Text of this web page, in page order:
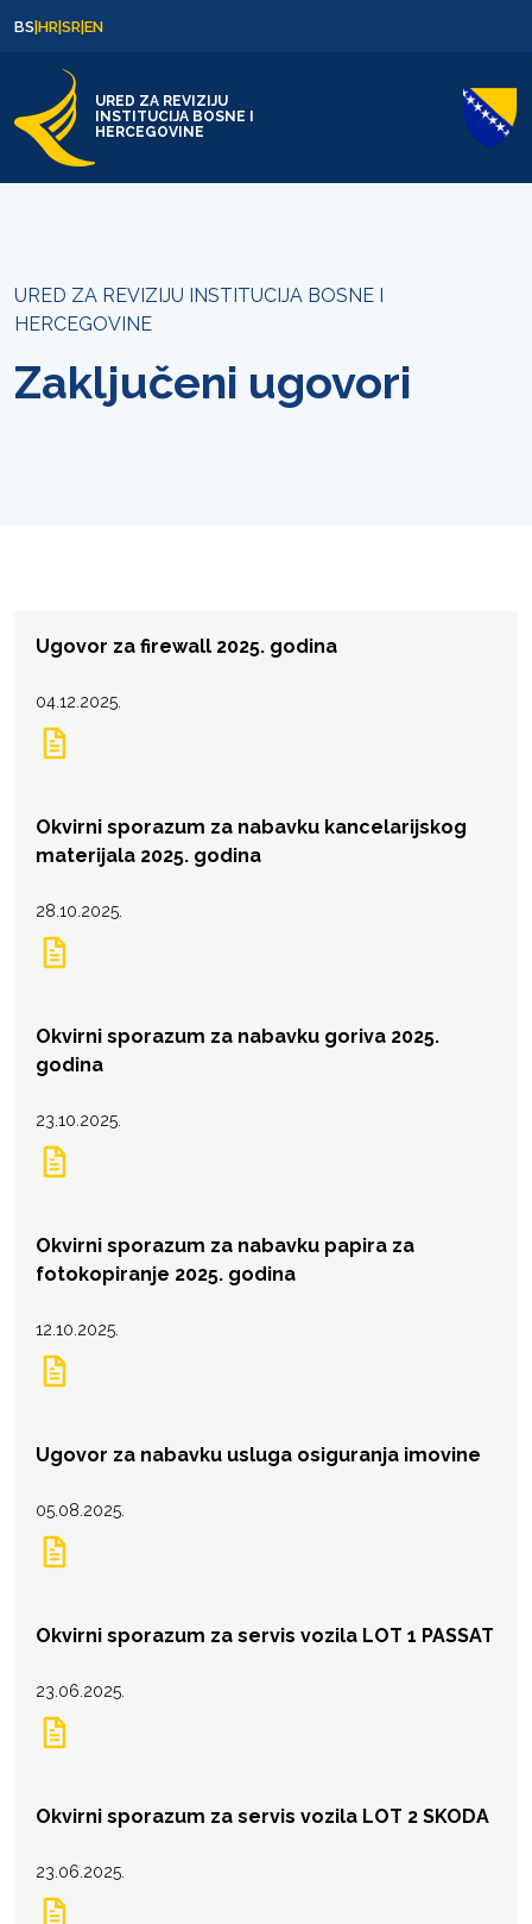
BS|HR|SR|EN
URED ZA REVIZIJU
INSTITUCIJA BOSNE I
HERCEGOVINE
URED ZA REVIZIJU INSTITUCIJA BOSNE I
HERCEGOVINE
Zaključeni ugovori
Ugovor za firewall 2025. godina
04.12.2025.
Okvirni sporazum za nabavku kancelarijskog
materijala 2025. godina
28.10.2025.
Okvirni sporazum za nabavku goriva 2025.
godina
23.10.2025.
Okvirni sporazum za nabavku papira za
fotokopiranje 2025. godina
12.10.2025.
Ugovor za nabavku usluga osiguranja imovine
05.08.2025.
Okvirni sporazum za servis vozila LOT 1 PASSAT
23.06.2025.
Okvirni sporazum za servis vozila LOT 2 SKODA
23.06.2025.